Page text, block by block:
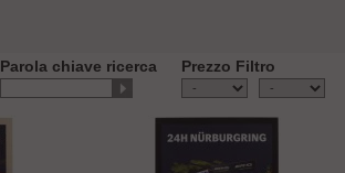
Parola chiave ricerca Prezzo Filtro